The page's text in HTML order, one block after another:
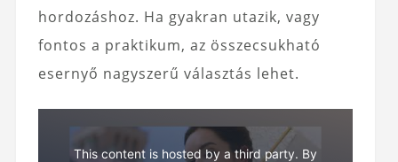
hordozáshoz. Ha gyakran utazik, vagy
fontos a praktikum, az összecsukható
esernyő nagyszerű választás lehet.
This content is hosted by a third party. By